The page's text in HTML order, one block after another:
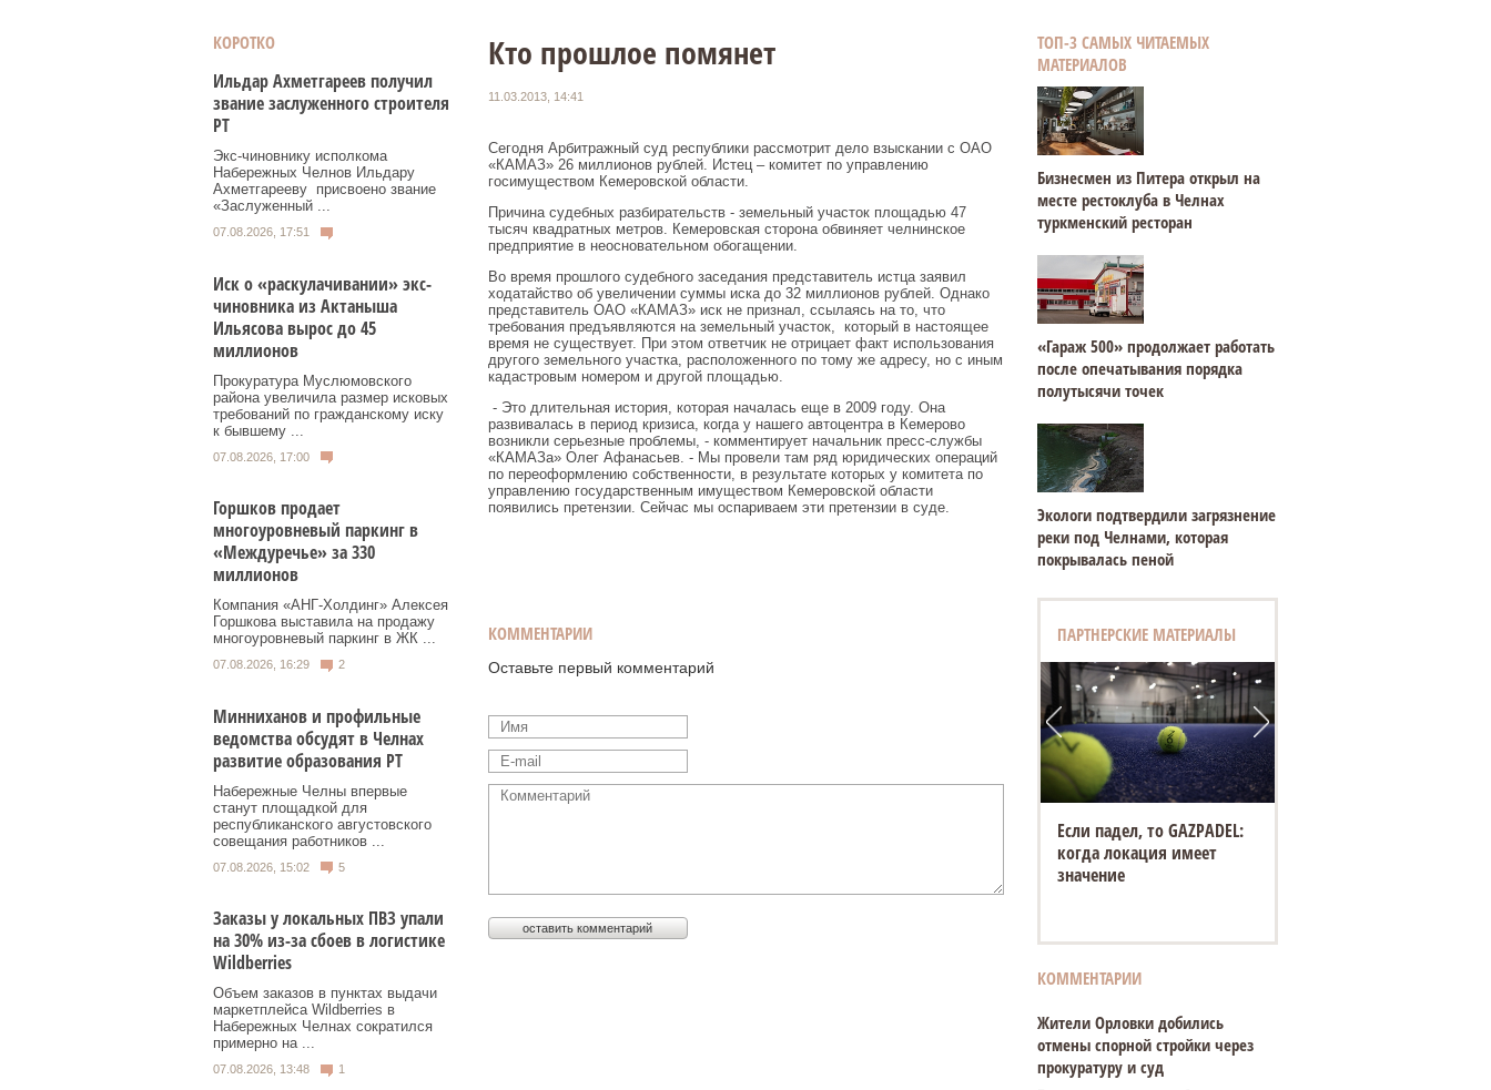
КОРОТКО
Ильдар Ахметгареев получил
звание заслуженного строителя
РТ
Экс‑чиновнику исполкома
Набережных Челнов Ильдару
Ахметгарееву присвоено звание
«Заслуженный ...
07.08.2026, 17:51
Иск о «раскулачивании» экс-
чиновника из Актаныша
Ильясова вырос до 45
миллионов
Прокуратура Муслюмовского
района увеличила размер исковых
требований по гражданскому иску
к бывшему ...
07.08.2026, 17:00
Горшков продает
многоуровневый паркинг в
«Междуречье» за 330
миллионов
Компания «АНГ-Холдинг» Алексея
Горшкова выставила на продажу
многоуровневый паркинг в ЖК ...
07.08.2026, 16:29 2
Минниханов и профильные
ведомства обсудят в Челнах
развитие образования РТ
Набережные Челны впервые
станут площадкой для
республиканского августовского
совещания работников ...
07.08.2026, 15:02 5
Заказы у локальных ПВЗ упали
на 30% из-за сбоев в логистике
Wildberries
Объем заказов в пунктах выдачи
маркетплейса Wildberries в
Набережных Челнах сократился
примерно на ...
07.08.2026, 13:48 1
Кто прошлое помянет
11.03.2013, 14:41
Сегодня Арбитражный суд республики рассмотрит дело взыскании с ОАО
«КАМАЗ» 26 миллионов рублей. Истец – комитет по управлению
госимуществом Кемеровской области.
Причина судебных разбирательств - земельный участок площадью 47
тысяч квадратных метров. Кемеровская сторона обвиняет челнинское
предприятие в неосновательном обогащении.
Во время прошлого судебного заседания представитель истца заявил
ходатайство об увеличении суммы иска до 32 миллионов рублей. Однако
представитель ОАО «КАМАЗ» иск не признал, ссылаясь на то, что
требования предъявляются на земельный участок, который в настоящее
время не существует. При этом ответчик не отрицает факт использования
другого земельного участка, расположенного по тому же адресу, но с иным
кадастровым номером и другой площадью.
- Это длительная история, которая началась еще в 2009 году. Она
развивалась в период кризиса, когда у нашего автоцентра в Кемерово
возникли серьезные проблемы, - комментирует начальник пресс-службы
«КАМАЗа» Олег Афанасьев. - Мы провели там ряд юридических операций
по переоформлению собственности, в результате которых у комитета по
управлению государственным имуществом Кемеровской области
появились претензии. Сейчас мы оспариваем эти претензии в суде.
КОММЕНТАРИИ
Оставьте первый комментарий
ТОП-3 САМЫХ ЧИТАЕМЫХ
МАТЕРИАЛОВ
Бизнесмен из Питера открыл на
месте рестоклуба в Челнах
туркменский ресторан
«Гараж 500» продолжает работать
после опечатывания порядка
полутысячи точек
Экологи подтвердили загрязнение
реки под Челнами, которая
покрывалась пеной
ПАРТНЕРСКИЕ МАТЕРИАЛЫ
Если падел, то GAZPADEL:
когда локация имеет
значение
КОММЕНТАРИИ
Жители Орловки добились
отмены спорной стройки через
прокуратуру и суд